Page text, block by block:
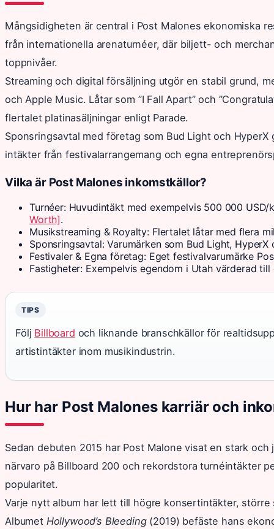
Mångsidigheten är central i Post Malones ekonomiska
från internationella arenaturnéer, där biljett- och
toppnivåer.
Streaming och digital försäljning utgör en stabil grund,
och Apple Music. Låtar som ”I Fall Apart” och
flertalet platinasäljningar enligt Parade.
Sponsringsavtal med företag som Bud Light och
intäkter från festivalarrangemang och egna
Vilka är Post Malones inkomstkällor?
Turnéer: Huvudintäkt med exempelvis 500 000
Worth].
Musikstreaming & Royalty: Flertalet låtar med flera
Sponsringsavtal: Varumärken som Bud Light, HyperX
Festivaler & Egna företag: Eget festivalvarumärke
Fastigheter: Exempelvis egendom i Utah värderad till
TIPS
Följ Billboard och liknande branschkällor för
artistintäkter inom musikindustrin.
Hur har Post Malones karriär och
Sedan debuten 2015 har Post Malone visat en stark
närvaro på Billboard 200 och rekordstora turnéintäkter
popularitet.
Varje nytt album har lett till högre konsertintäkter,
Albumet Hollywood’s Bleeding(2019) befäste hans